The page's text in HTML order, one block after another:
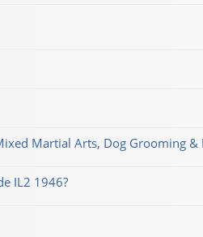
Martial Arts, Dog Grooming &
IL2 1946?